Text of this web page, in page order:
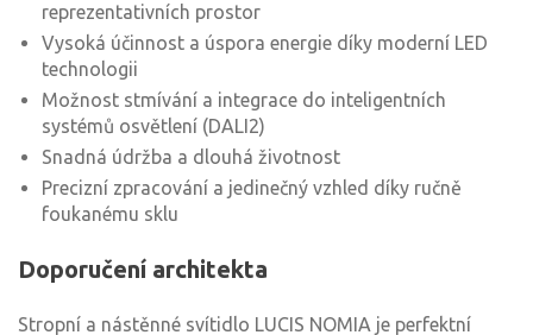
reprezentativních prostor
Vysoká účinnost a úspora energie díky moderní LED
technologii
Možnost stmívání a integrace do inteligentních
systémů osvětlení (DALI2)
Snadná údržba a dlouhá životnost
Precizní zpracování a jedinečný vzhled díky ručně
foukanému sklu
Doporučení architekta
Stropní a nástěnné svítidlo LUCIS NOMIA je perfektní